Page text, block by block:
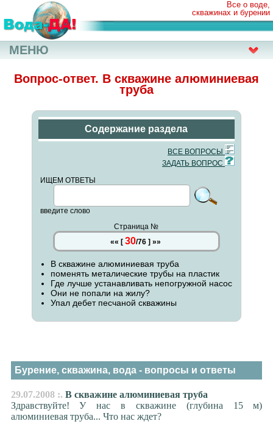
Все о воде,
скважинах и бурении
Вопрос-ответ. В скважине алюминиевая
труба
Содержание раздела
ВСЕ ВОПРОСЫ
ЗАДАТЬ ВОПРОС
ИЩЕМ ОТВЕТЫ
введите слово
Страница №
«« [ 30/76] »»
В скважине алюминиевая труба
поменять металические трубы на пластик
Где лучше устанавливать непогружной насос
Они не попали на жилу?
Упал дeбет песчаной скважины
Бурение, скважина, вода - вопросы и ответы
29.07.2008 :. В скважине алюминиевая труба
Здравствуйте! У нас в скважине (глубина 15 м)
алюминиевая труба... Что нас ждет?
МЕНЮ